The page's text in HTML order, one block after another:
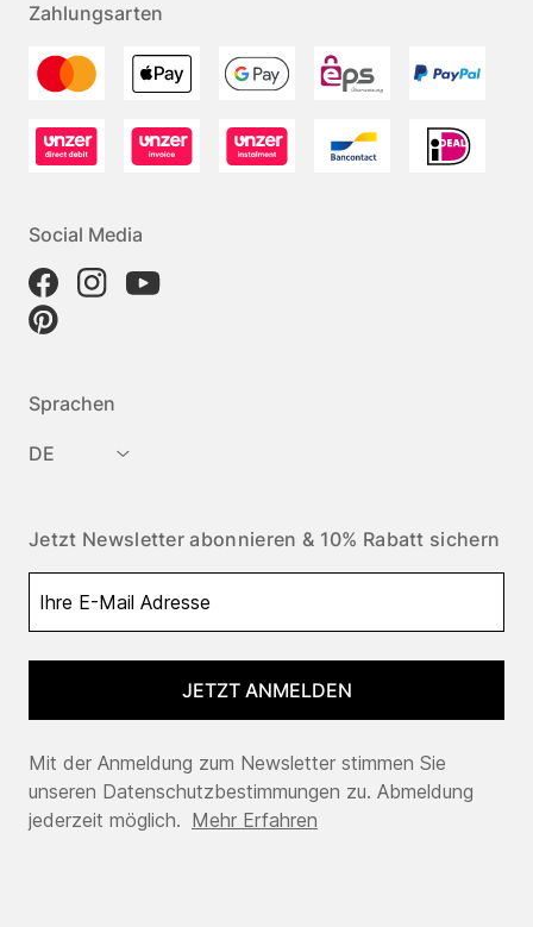
Zahlungsarten
Social Media
Sprachen
DE
Jetzt Newsletter abonnieren & 10% Rabatt sichern
JETZT ANMELDEN
Mit der Anmeldung zum Newsletter stimmen Sie
unseren Datenschutzbestimmungen zu. Abmeldung
jederzeit möglich. Mehr Erfahren